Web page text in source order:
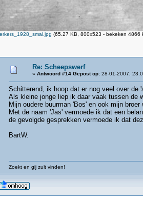
(65.27 KB, 800x523 - bekeken 4866
Re: Scheepswerf
« Antwoord #14 Gepost op:28-01-2007,
Schitterend, ik hoop dat er nog veel over de
Als kleine jonge liep ik daar vaak tussen de
Mijn oudere buurman 'Bos' en ook mijn broer
Met de naam 'Jas' vermoede ik dat een
de gevolgde gesprekken vermoede ik dat
BartW.
Zoekt en gij zult vinden!